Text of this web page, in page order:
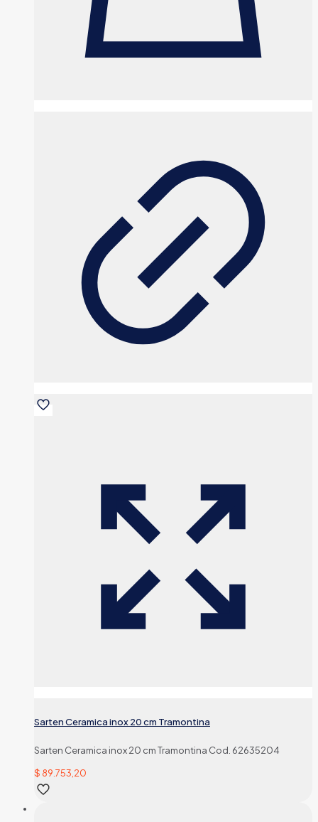
Sarten Ceramica inox 20 cm Tramontina
Sarten Ceramica inox 20 cm Tramontina Cod. 62635204
$ 89.753,20